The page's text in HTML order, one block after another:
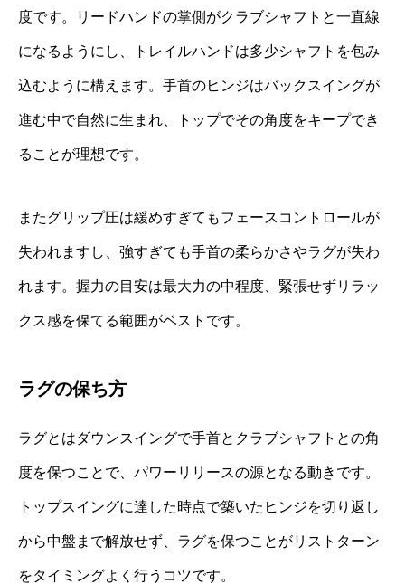
度です。リードハンドの掌側がクラブシャフトと一直線
になるようにし、トレイルハンドは多少シャフトを包み
込むように構えます。手首のヒンジはバックスイングが
進む中で自然に生まれ、トップでその角度をキープでき
ることが理想です。
またグリップ圧は緩めすぎてもフェースコントロールが
失われますし、強すぎても手首の柔らかさやラグが失わ
れます。握力の目安は最大力の中程度、緊張せずリラッ
クス感を保てる範囲がベストです。
ラグの保ち方
ラグとはダウンスイングで手首とクラブシャフトとの角
度を保つことで、パワーリリースの源となる動きです。
トップスイングに達した時点で築いたヒンジを切り返し
から中盤まで解放せず、ラグを保つことがリストターン
をタイミングよく行うコツです。